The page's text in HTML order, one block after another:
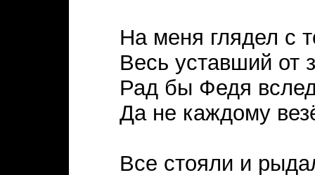
На меня глядел с
Весь уставший от
Рад бы Федя
Да не каждому
Все стояли и